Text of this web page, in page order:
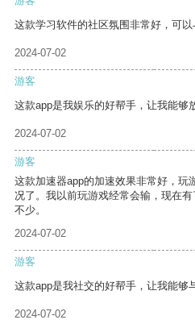
这款学习软件的社区氛围非常好，可以
2024-07-02
游客
这款app是我娱乐的好帮手，让我能够
2024-07-02
游客
这款加速器app的加速效果非常好，玩
况了。我以前玩游戏经常会输，现在
不少。
2024-07-02
游客
这款app是我社交的好帮手，让我能够
2024-07-02